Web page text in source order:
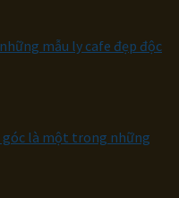
góc là một trong những